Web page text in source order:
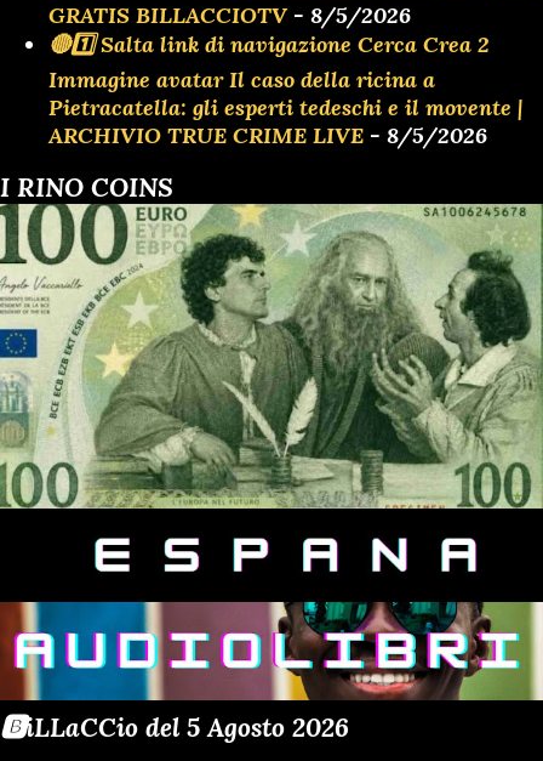
GRATIS BILLACCIOTV- 8/5/2026
🔴1️⃣ Salta link di navigazione Cerca Crea 2
Immagine avatar Il caso della ricina a
Pietracatella: gli esperti tedeschi e il movente |
ARCHIVIO TRUE CRIME LIVE - 8/5/2026
I RINO COINS
🅱️iLLaCCio del 5 Agosto 2026